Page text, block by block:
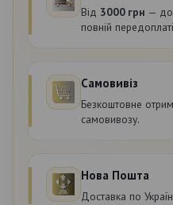
Від 3000 грн —
повній
Самовивіз
Безкоштовне
самовивозу.
Нова Пошта
Доставка по